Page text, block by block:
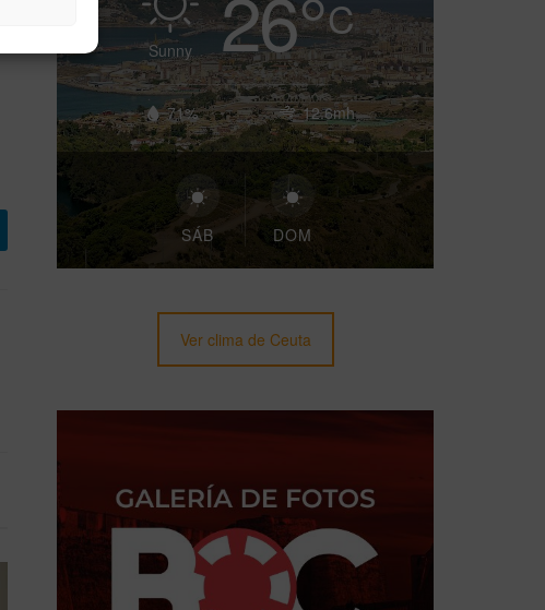
Sunny
C
71% 12.6mh
SÁB DOM
Ver clima de Ceuta